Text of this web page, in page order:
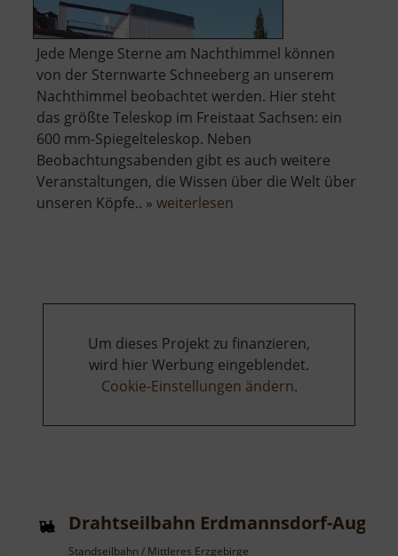
Jede Menge Sterne am Nachthimmel können
von der Sternwarte Schneeberg an unserem
Nachthimmel beobachtet werden. Hier steht
das größte Teleskop im Freistaat Sachsen: ein
600 mm-Spiegelteleskop. Neben
Beobachtungsabenden gibt es auch weitere
Veranstaltungen, die Wissen über die Welt über
unseren Köpfe.. » weiterlesen
Um dieses Projekt zu finanzieren,
wird hier Werbung eingeblendet.
Cookie-Einstellungen ändern.
Drahtseilbahn Erdmannsdorf-
Standseilbahn / Mittleres Erzgebirge